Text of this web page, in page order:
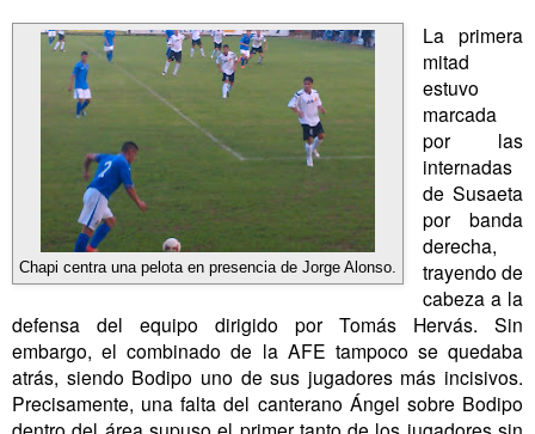
Chapi centra una pelota en presencia de Jorge Alonso.
La primera
mitad
estuvo
marcada
por las
internadas
de Susaeta
por banda
derecha,
trayendo de
cabeza a la
defensa del equipo dirigido por Tomás Hervás. Sin
embargo, el combinado de la AFE tampoco se quedaba
atrás, siendo Bodipo uno de sus jugadores más incisivos.
Precisamente, una falta del canterano Ángel sobre Bodipo